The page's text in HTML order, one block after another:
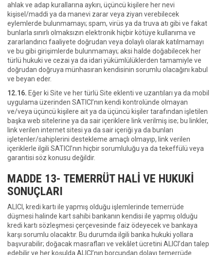
ahlak ve adap kurallarına aykırı, üçüncü kişilere her nevi
kişisel/maddi ya da manevi zarar veya ziyan verebilecek
eylemlerde bulunmamayı; spam, virüs ya da truva atı gibi ve fakat
bunlarla sınırlı olmaksızın elektronik hiçbir kötüye kullanıma ve
zararlandırıcı faaliyete doğrudan veya dolaylı olarak katılmamayı
ve bu gibi girişimlerde bulunmamayı; aksi halde doğabilecek her
türlü hukuki ve cezai ya da idari yükümlülüklerden tamamiyle ve
doğrudan doğruya münhasıran kendisinin sorumlu olacağını kabul
ve beyan eder.
12.16. Eğer ki Site ve her türlü Site eklenti ve uzantıları ya da mobil
uygulama üzerinden SATICI’nın kendi kontrolünde olmayan
ve/veya üçüncü kişilere ait ya da üçüncü kişiler tarafından işletilen
başka web sitelerine ya da sair içeriklere link verilmiş ise; bu linkler,
link verilen internet sitesi ya da sair içeriği ya da bunları
işletenler/sahiplerini destekleme amaçlı olmayıp, link verilen
içeriklerle ilgili SATICI’nın hiçbir sorumluluğu ya da tekeffülü veya
garantisi söz konusu değildir.
MADDE 13- TEMERRÜT HALİ VE HUKUKİ
SONUÇLARI
ALICI, kredi kartı ile yapmış olduğu işlemlerinde temerrüde
düşmesi halinde kart sahibi bankanın kendisi ile yapmış olduğu
kredi kartı sözleşmesi çerçevesinde faiz ödeyecek ve bankaya
karşı sorumlu olacaktır. Bu durumda ilgili banka hukuki yollara
başvurabilir; doğacak masrafları ve vekâlet ücretini ALICI’dan talep
edebilir ve her koşulda ALICI’nın borcundan dolayı temerrüde